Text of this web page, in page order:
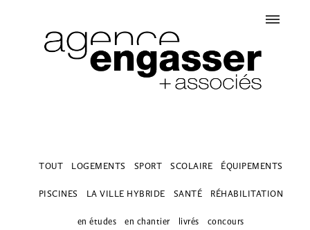
TOUT LOGEMENTS SPORT SCOLAIRE ÉQUIPEMENTS
PISCINES LA VILLE HYBRIDE SANTÉ RÉHABILITATION
en études en chantier livrés concours